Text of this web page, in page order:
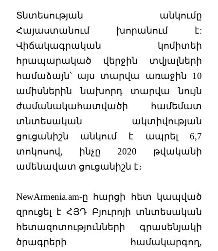
Տնտեսության անկումը
Հայաստանում խորանում է:
Վիճակագրական կոմիտեի
հրապարակած վերջին տվյալների
համաձայն՝ այս տարվա առաջին 10
ամիսներին նախորդ տարվա նույն
ժամանակահատվածի համեմատ
տնտեսական ակտիվության
ցուցանիշն անկում է ապրել 6,7
տոկոսով, ինչը 2020 թվականի
ամենավատ ցուցանիշն է։
NewArmenia.am-ը հարցի հետ կապված
զրուցել է ՀՅԴ Բյուրոյի տնտեսական
հետազոտությունների գրասենյակի
ծրագրերի համակարգող,